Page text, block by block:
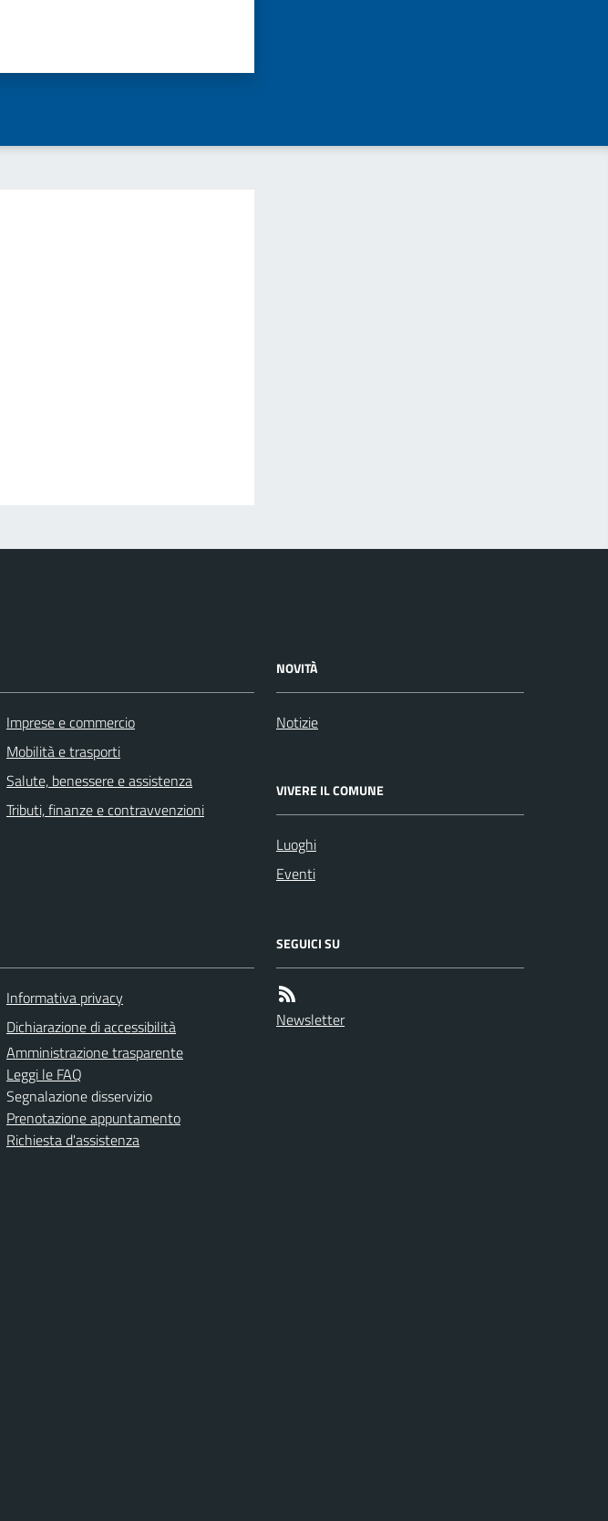
Imprese e commercio
Mobilità e trasporti
Salute, benessere e assistenza
Tributi, finanze e contravvenzioni
NOVITÀ
Notizie
VIVERE IL COMUNE
Luoghi
Eventi
Informativa privacy
Dichiarazione di accessibilità
Amministrazione trasparente
Leggi le FAQ
Segnalazione disservizio
Prenotazione appuntamento
Richiesta d'assistenza
SEGUICI SU
Newsletter